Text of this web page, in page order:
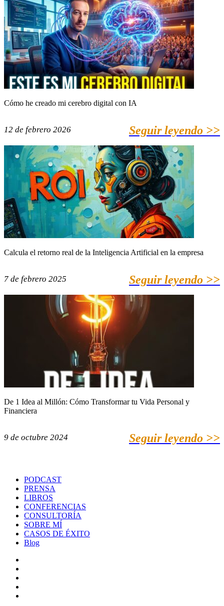
Cómo he creado mi cerebro digital con IA
12 de febrero 2026 Seguir leyendo >>
Calcula el retorno real de la Inteligencia Artificial en la empresa
7 de febrero 2025 Seguir leyendo >>
De 1 Idea al Millón: Cómo Transformar tu Vida Personal y
Financiera
9 de octubre 2024 Seguir leyendo >>
PODCAST
PRENSA
LIBROS
CONFERENCIAS
CONSULTORÍA
SOBRE MÍ
CASOS DE ÉXITO
Blog